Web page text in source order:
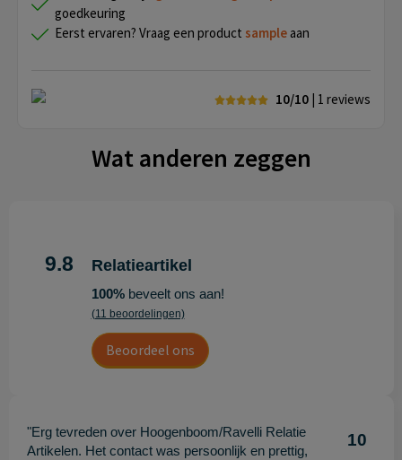
goedkeuring
Eerst ervaren? Vraag een product sample aan
10/10 | 1 reviews
Wat anderen zeggen
9.8 Relatieartikel
100%beveelt ons aan!
(11 beoordelingen)
Beoordeel ons
"Erg tevreden over Hoogenboom/Ravelli Relatie
Artikelen. Het contact was persoonlijk en prettig,
10